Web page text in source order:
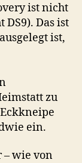
ist nicht
Das ist
ist,
zu
ein.
– wie von